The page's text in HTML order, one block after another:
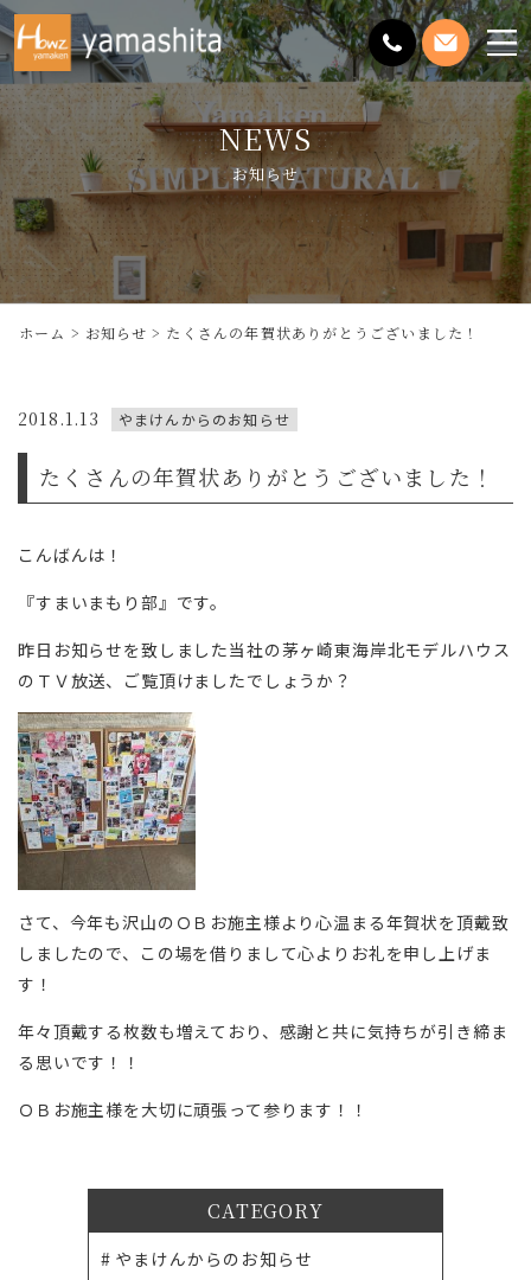
メ
ニ
ュ
ー
を
開
く
NEWS
お知らせ
ホーム お知らせ たくさんの年賀状ありがとうございました！
2018.1.13 やまけんからのお知らせ
たくさんの年賀状ありがとうございました！
こんばんは！
『すまいまもり部』です。
昨日お知らせを致しました当社の茅ヶ崎東海岸北モデルハウス
のＴＶ放送、ご覧頂けましたでしょうか？
さて、今年も沢山のＯＢお施主様より心温まる年賀状を頂戴致
しましたので、この場を借りまして心よりお礼を申し上げま
す！
年々頂戴する枚数も増えており、感謝と共に気持ちが引き締ま
る思いです！！
ＯＢお施主様を大切に頑張って参ります！！
CATEGORY
やまけんからのお知らせ